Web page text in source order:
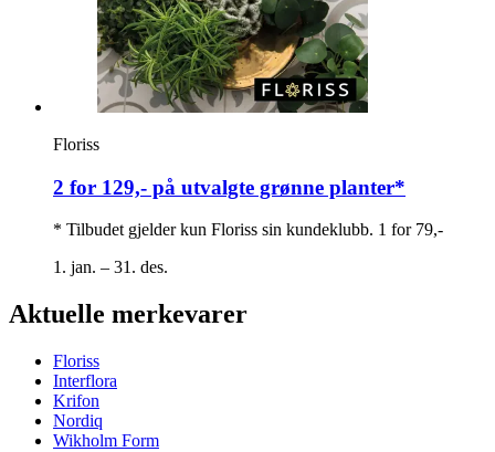
Floriss
2 for 129,- på utvalgte grønne planter*
* Tilbudet gjelder kun Floriss sin kundeklubb. 1 for 79,-
1. jan. – 31. des.
Aktuelle merkevarer
Floriss
Interflora
Krifon
Nordiq
Wikholm Form